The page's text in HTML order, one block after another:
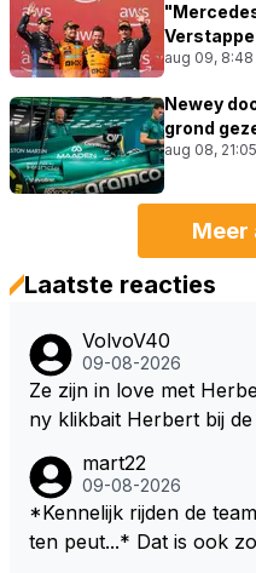
aug 09, 8:48
Newey
grond
aug 08, 21:05
Meer
Laatste reacties
VolvoV40
09-08-2026
Ze zijn in love met
ny klikbait Herbert bij
mart22
09-08-2026
*Kennelijk rijden de
ten peut...* Dat is ook zo en na afloop wordt er gec